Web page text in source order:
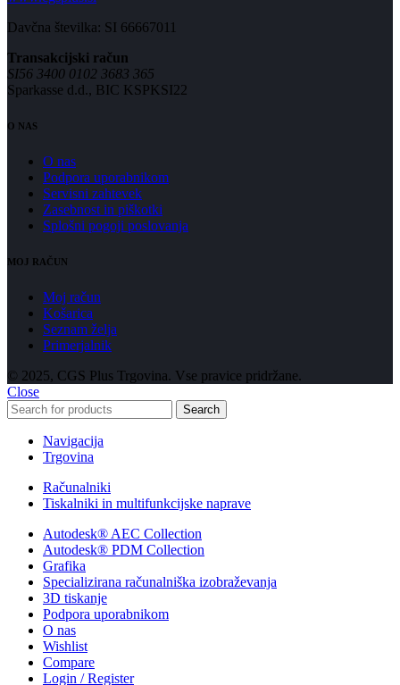
Davčna številka: SI 66667011
Transakcijski račun
SI56 3400 0102 3683 365
Sparkasse d.d., BIC KSPKSI22
O NAS
O nas
Podpora uporabnikom
Servisni zahtevek
Zasebnost in piškotki
Splošni pogoji poslovanja
MOJ RAČUN
Moj račun
Košarica
Seznam želja
Primerjalnik
© 2025, CGS Plus Trgovina. Vse pravice pridržane.
Close
Search
Navigacija
Trgovina
Računalniki
Tiskalniki in multifunkcijske naprave
Autodesk® AEC Collection
Autodesk® PDM Collection
Grafika
Specializirana računalniška izobraževanja
3D tiskanje
Podpora uporabnikom
O nas
Wishlist
Compare
Login / Register